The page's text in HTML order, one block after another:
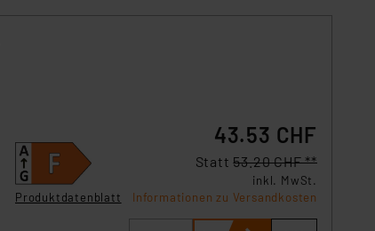
Produktdatenblatt
43.53 CHF
Statt53.20 CHF **
inkl. MwSt.
Informationen zu Versandkosten